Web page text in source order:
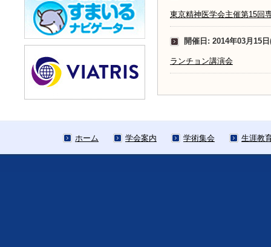
東京精神医学会主催第15回
開催日: 2014年03月15
ランチョン講演会
ホーム 学会案内 学術集会 生涯教